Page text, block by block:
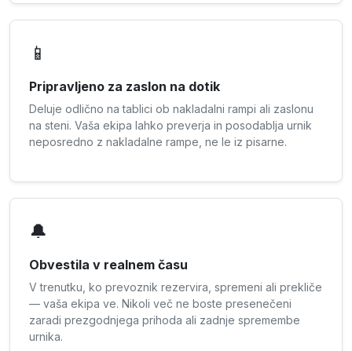
📱
Pripravljeno za zaslon na dotik
Deluje odlično na tablici ob nakladalni rampi ali zaslonu
na steni. Vaša ekipa lahko preverja in posodablja urnik
neposredno z nakladalne rampe, ne le iz pisarne.
🔔
Obvestila v realnem času
V trenutku, ko prevoznik rezervira, spremeni ali prekliče
— vaša ekipa ve. Nikoli več ne boste presenečeni
zaradi prezgodnjega prihoda ali zadnje spremembe
urnika.